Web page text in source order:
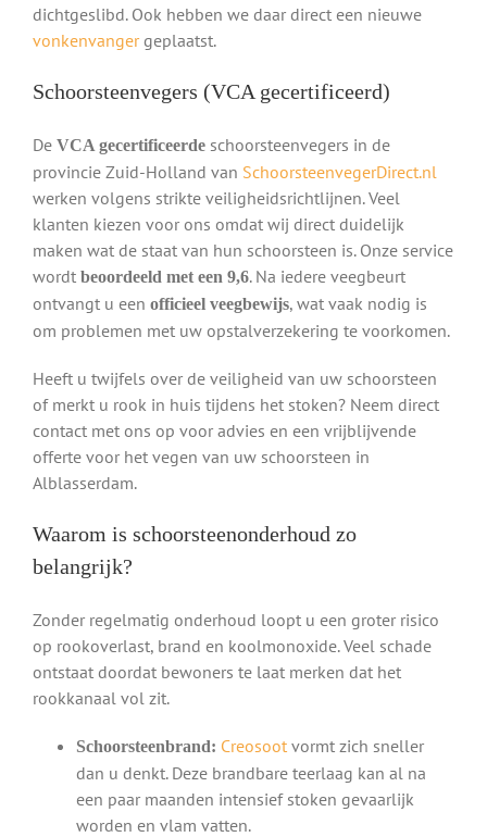
dichtgeslibd. Ook hebben we daar direct een nieuwe
vonkenvangergeplaatst.
Schoorsteenvegers (VCA gecertificeerd)
De VCA gecertificeerdeschoorsteenvegers in de
provincie Zuid-Holland van SchoorsteenvegerDirect.nl
werken volgens strikte veiligheidsrichtlijnen. Veel
klanten kiezen voor ons omdat wij direct duidelijk
maken wat de staat van hun schoorsteen is. Onze service
wordt beoordeeld met een 9,6. Na iedere veegbeurt
ontvangt u een officieel veegbewijs, wat vaak nodig is
om problemen met uw opstalverzekering te voorkomen.
Heeft u twijfels over de veiligheid van uw schoorsteen
of merkt u rook in huis tijdens het stoken? Neem direct
contact met ons op voor advies en een vrijblijvende
offerte voor het vegen van uw schoorsteen in
Alblasserdam.
Waarom is schoorsteenonderhoud zo
belangrijk?
Zonder regelmatig onderhoud loopt u een groter risico
op rookoverlast, brand en koolmonoxide. Veel schade
ontstaat doordat bewoners te laat merken dat het
rookkanaal vol zit.
Schoorsteenbrand: Creosootvormt zich sneller
dan u denkt. Deze brandbare teerlaag kan al na
een paar maanden intensief stoken gevaarlijk
worden en vlam vatten.